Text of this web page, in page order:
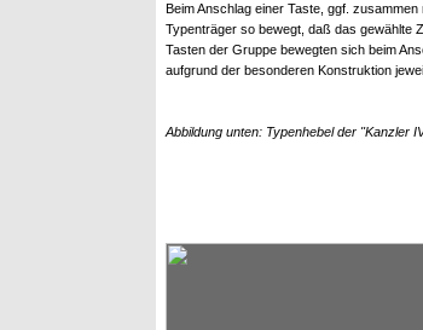
Beim Anschlag einer Taste, ggf. zusammen
Typenträger so bewegt, daß das gewählte
Tasten der Gruppe bewegten sich beim
aufgrund der besonderen Konstruktion
Abbildung unten: Typenhebel der "Kanzler